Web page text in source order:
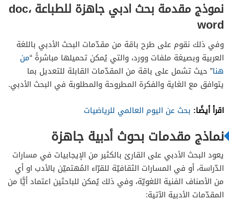
نموذج مقدمة بحث ادبي جاهزة للطباعة doc،
word
وفي ذلك نقوم على طرح باقة من مقدّمات البحث الأدبي باللغة
العربية وبصيغة ملفات وورد، والتي يُمكن تحميلها مباشرةً “من
هنا” حيث تشمل على باقة من المقدّمات القابلة للتعديل بما
يتوافق مع الغاية والفكرة المطروحة والمطلوبة في البحث الأدبي.
اقرأ أيضًا: بحث عن اليوم العالمي للرياضيات
نماذج مقدمات بحوث أدبية جاهزة
يعود البحث الأدبي على القارئ بالكثير من الإيجابيات في مسارات
الدّراسة، أو في المسارات الثقافيّة للقرّاء المُهتميّن بالأدب او أي
من الأصناف الفنية اللغويّة، وفي ذلك يُمكن للباحثين اعتماد أيًّا من
المقدّمات الأدبية الآتية: